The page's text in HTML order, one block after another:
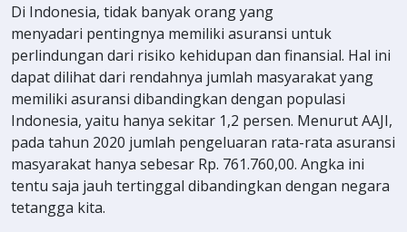
Di Indonesia, tidak banyak orang yang
menyadari pentingnya memiliki asuransi untuk
perlindungan dari risiko kehidupan dan finansial. Hal ini
dapat dilihat dari rendahnya jumlah masyarakat yang
memiliki asuransi dibandingkan dengan populasi
Indonesia, yaitu hanya sekitar 1,2 persen. Menurut AAJI,
pada tahun 2020 jumlah pengeluaran rata-rata asuransi
masyarakat hanya sebesar Rp. 761.760,00. Angka ini
tentu saja jauh tertinggal dibandingkan dengan negara
tetangga kita.